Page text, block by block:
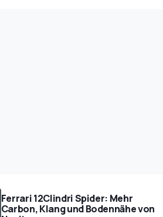
Ferrari 12Clindri Spider: Mehr
Carbon, Klang und Bodennähe von